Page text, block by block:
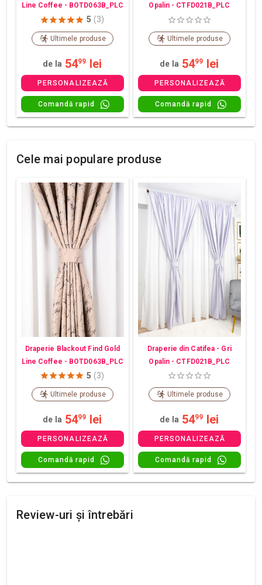
Line Coffee - BOTD063B_PLC
5 (3)
Ultimele produse
de la 5499 lei
PERSONALIZEAZĂ
Comandă rapid
Opalin - CTFD021B_PLC
Ultimele produse
de la 5499 lei
PERSONALIZEAZĂ
Comandă rapid
Cele mai populare produse
Draperie Blackout Find Gold
Line Coffee - BOTD063B_PLC
5 (3)
Ultimele produse
de la 5499 lei
PERSONALIZEAZĂ
Comandă rapid
Draperie din Catifea - Gri
Opalin - CTFD021B_PLC
Ultimele produse
de la 5499 lei
PERSONALIZEAZĂ
Comandă rapid
Review-uri și întrebări